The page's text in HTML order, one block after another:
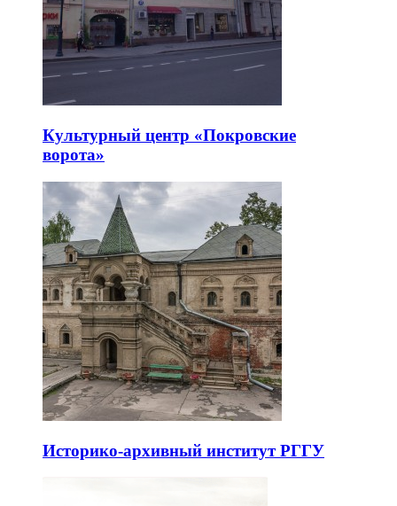
Культурный центр «Покровские
ворота»
Историко-архивный институт РГГУ